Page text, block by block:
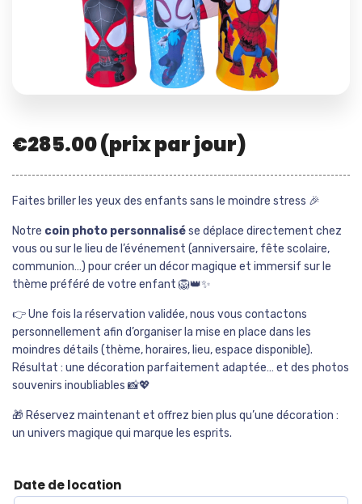
€285.00(prix par jour)
Faites briller les yeux des enfants sans le moindre stress 🎉
Notre coin photo personnalisése déplace directement chez
vous ou sur le lieu de l’événement (anniversaire, fête scolaire,
communion…) pour créer un décor magique et immersif sur le
thème préféré de votre enfant 🦁👑✨
👉 Une fois la réservation validée, nous vous contactons
personnellement afin d’organiser la mise en place dans les
moindres détails (thème, horaires, lieu, espace disponible).
Résultat : une décoration parfaitement adaptée… et des photos
souvenirs inoubliables 📸💖
🎁 Réservez maintenant et offrez bien plus qu’une décoration :
un univers magique qui marque les esprits.
Date de location